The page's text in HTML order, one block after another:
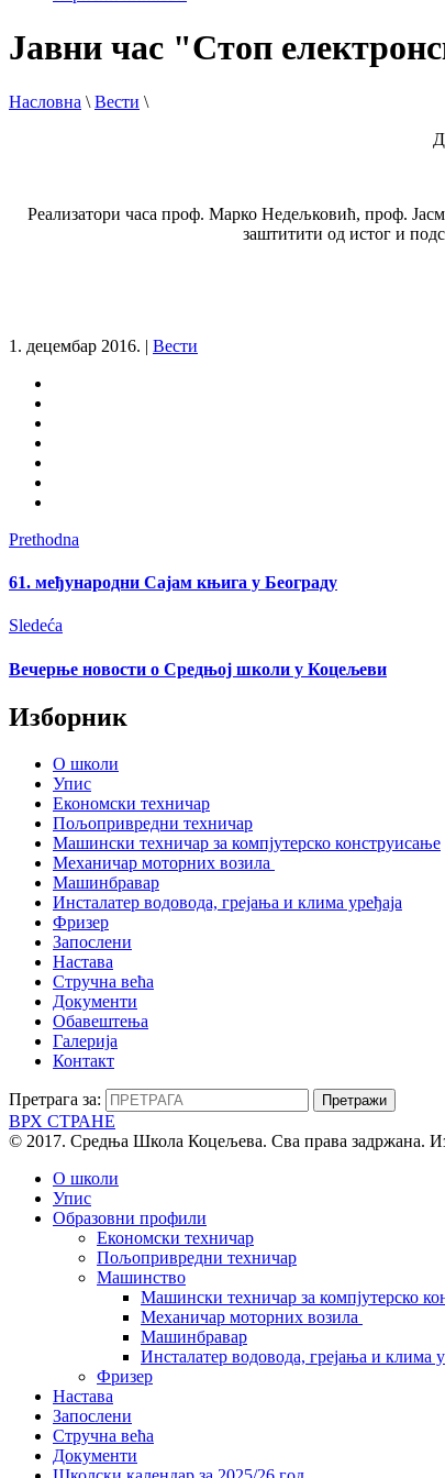
Јавни час "Стоп
Насловна \ Вести \
Реализатори часа проф. Марко Недељковић, проф.
заштитити од истог и
1. децембар 2016. | Вести
Prethodna
61. међународни Сајам књига у Београду
Sledeća
Вечерње новости о Средњој школи у Коцељеви
Изборник
О школи
Упис
Економски техничар
Пољопривредни техничар
Машински техничар за компјутерско конструисање
Механичар моторних возила
Машинбравар
Инсталатер водовода, грејања и клима уређаја
Фризер
Запослени
Настава
Стручна већа
Документи
Обавештења
Галерија
Контакт
Претрага за:
ВРХ СТРАНЕ
© 2017. Средња Школа Коцељева. Сва права задржана.
О школи
Упис
Образовни профили
Економски техничар
Пољопривредни техничар
Машинство
Машински техничар за компјутерско
Механичар моторних возила
Машинбравар
Инсталатер водовода, грејања и клима
Фризер
Настава
Запослени
Стручна већа
Документи